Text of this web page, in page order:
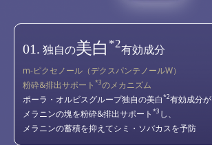
01. 独自の美白 *2有効成分
m-ピクセノール（デクスパンテノールW）
粉砕&排出サポート *3のメカニズム
ポーラ・オルビスグループ独自の美白*2有効成分が
メラニンの塊を粉砕&排出サポート *3 し、
メラニンの蓄積を抑えてシミ・ソバカスを予防